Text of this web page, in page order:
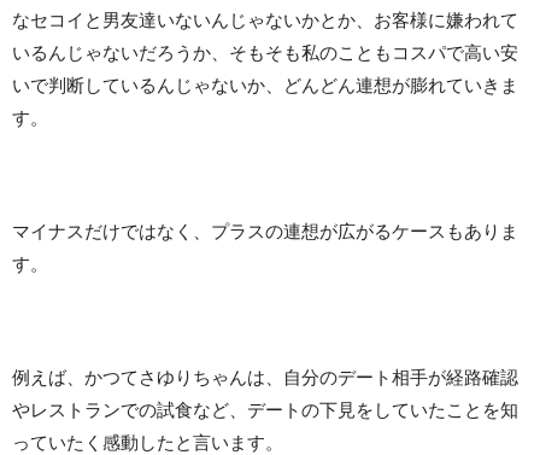
なセコイと男友達いないんじゃないかとか、お客様に嫌われて
いるんじゃないだろうか、そもそも私のこともコスパで高い安
いで判断しているんじゃないか、どんどん連想が膨れていきま
す。
マイナスだけではなく、プラスの連想が広がるケースもありま
す。
例えば、かつてさゆりちゃんは、自分のデート相手が経路確認
やレストランでの試食など、デートの下見をしていたことを知
っていたく感動したと言います。